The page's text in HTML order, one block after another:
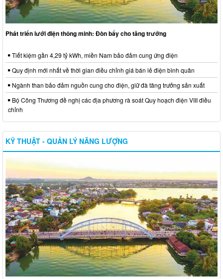
Phát triển lưới điện thông minh: Đòn bẩy cho tăng trưởng
Tiết kiệm gần 4,29 tỷ kWh, miền Nam bảo đảm cung ứng điện
Quy định mới nhất về thời gian điều chỉnh giá bán lẻ điện bình quân
Ngành than bảo đảm nguồn cung cho điện, giữ đà tăng trưởng sản xuất
Bộ Công Thương đề nghị các địa phương rà soát Quy hoạch điện VIII điều
chỉnh
KỸ THUẬT - QUẢN LÝ NĂNG LƯỢNG